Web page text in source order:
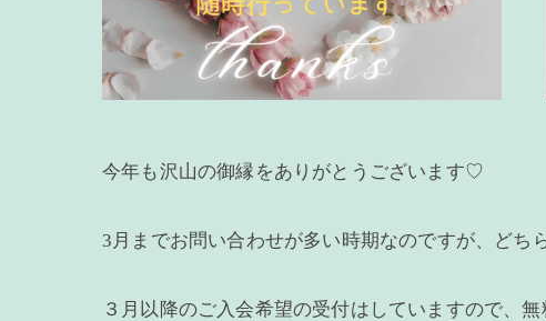
今年も沢山の御縁をありがとうございます♡
3月までお問い合わせが多い時期なのですが、どち
３月以降のご入会希望の受付はしていますので、